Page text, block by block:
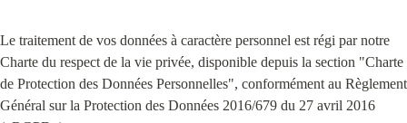
Le traitement de vos données à caractère personnel est régi par notre
Charte du respect de la vie privée, disponible depuis la section "Charte
de Protection des Données Personnelles", conformément au Règlement
Général sur la Protection des Données 2016/679 du 27 avril 2016